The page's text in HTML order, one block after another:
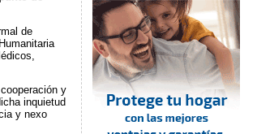
de
y
inquietud
y nexo